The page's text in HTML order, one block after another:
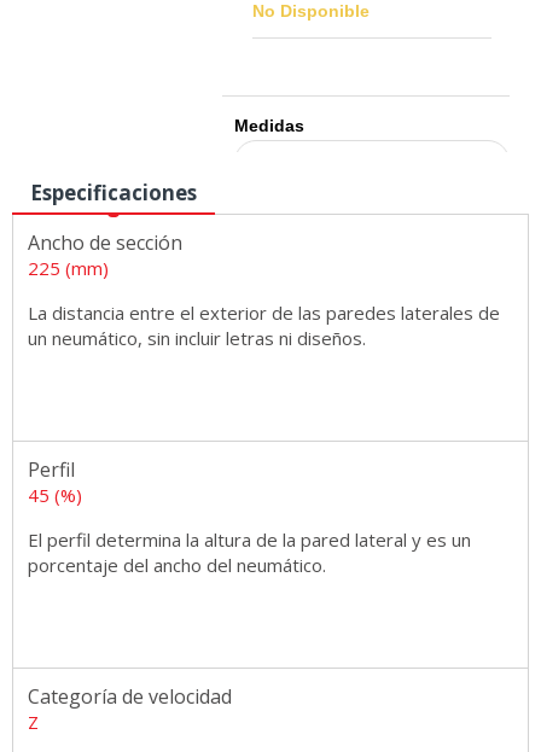
No Disponible
Medidas
Especificaciones
Ancho de sección
225 (mm)
La distancia entre el exterior de las paredes laterales de
un neumático, sin incluir letras ni diseños.
Perfil
45 (%)
El perfil determina la altura de la pared lateral y es un
porcentaje del ancho del neumático.
Categoría de velocidad
Z